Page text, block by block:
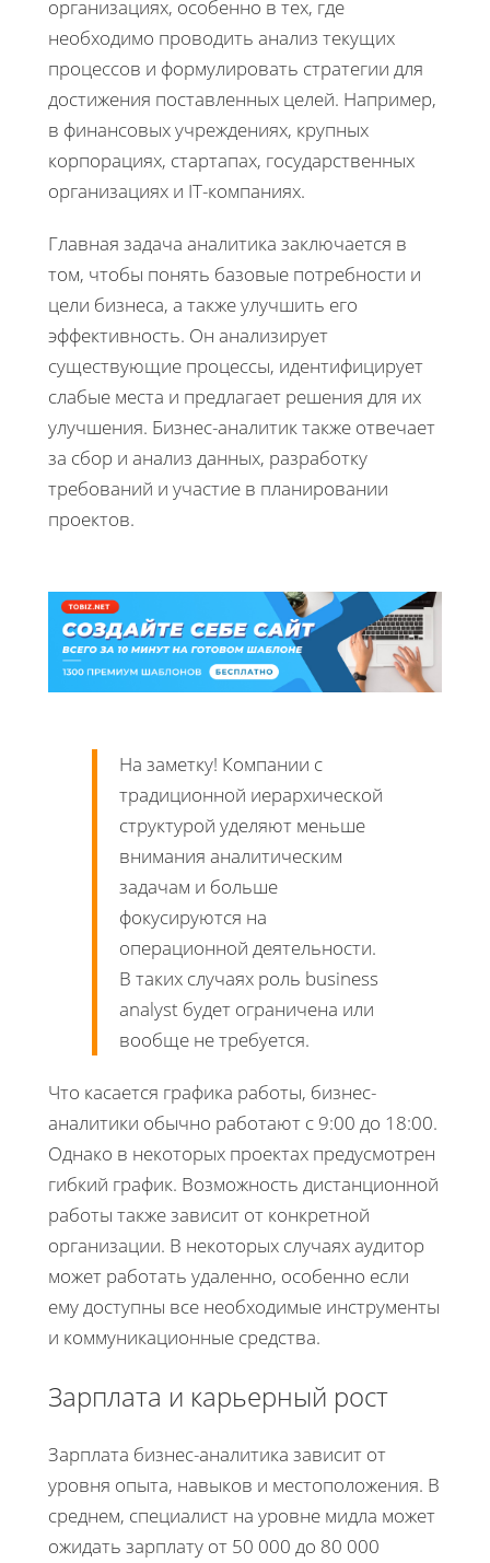
организациях, особенно в тех, где
необходимо проводить анализ текущих
процессов и формулировать стратегии для
достижения поставленных целей. Например,
в финансовых учреждениях, крупных
корпорациях, стартапах, государственных
организациях и IT-компаниях.
Главная задача аналитика заключается в
том, чтобы понять базовые потребности и
цели бизнеса, а также улучшить его
эффективность. Он анализирует
существующие процессы, идентифицирует
слабые места и предлагает решения для их
улучшения. Бизнес-аналитик также отвечает
за сбор и анализ данных, разработку
требований и участие в планировании
проектов.
На заметку! Компании с
традиционной иерархической
структурой уделяют меньше
внимания аналитическим
задачам и больше
фокусируются на
операционной деятельности.
В таких случаях роль business
analyst будет ограничена или
вообще не требуется.
Что касается графика работы, бизнес-
аналитики обычно работают с 9:00 до 18:00.
Однако в некоторых проектах предусмотрен
гибкий график. Возможность дистанционной
работы также зависит от конкретной
организации. В некоторых случаях аудитор
может работать удаленно, особенно если
ему доступны все необходимые инструменты
и коммуникационные средства.
Зарплата и карьерный рост
Зарплата бизнес-аналитика зависит от
уровня опыта, навыков и местоположения. В
среднем, специалист на уровне мидла может
ожидать зарплату от 50 000 до 80 000